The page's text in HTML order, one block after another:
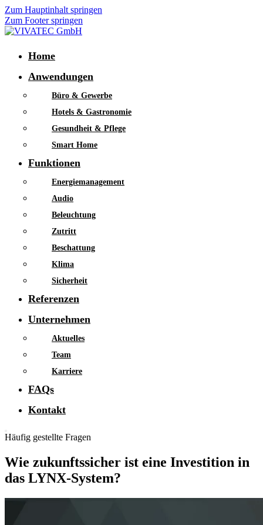
Zum Hauptinhalt springen
Zum Footer springen
Home
Anwendungen
Büro & Gewerbe
Hotels & Gastronomie
Gesundheit & Pflege
Smart Home
Funktionen
Energiemanagement
Audio
Beleuchtung
Zutritt
Beschattung
Klima
Sicherheit
Referenzen
Unternehmen
Aktuelles
Team
Karriere
FAQs
Kontakt
Wie zukunftssicher ist eine Investition in
das LYNX-System?
Häufig gestellte Fragen